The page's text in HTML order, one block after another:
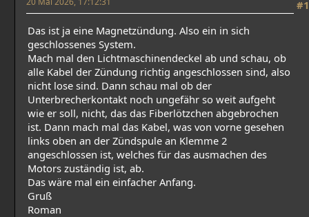
#1
Das ist ja eine Magnetzündung. Also ein in sich
geschlossenes System.
Mach mal den Lichtmaschinendeckel ab und schau, ob
alle Kabel der Zündung richtig angeschlossen sind, also
nicht lose sind. Dann schau mal ob der
Unterbrecherkontakt noch ungefähr so weit aufgeht
wie er soll, nicht, das das Fiberlötzchen abgebrochen
ist. Dann mach mal das Kabel, was von vorne gesehen
links oben an der Zündspule an Klemme 2
angeschlossen ist, welches für das ausmachen des
Motors zuständig ist, ab.
Das wäre mal ein einfacher Anfang.
Gruß
Roman